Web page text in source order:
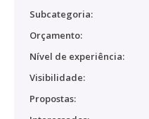
Subcategoria:
Orçamento:
Nível de experiência:
Visibilidade:
Propostas: